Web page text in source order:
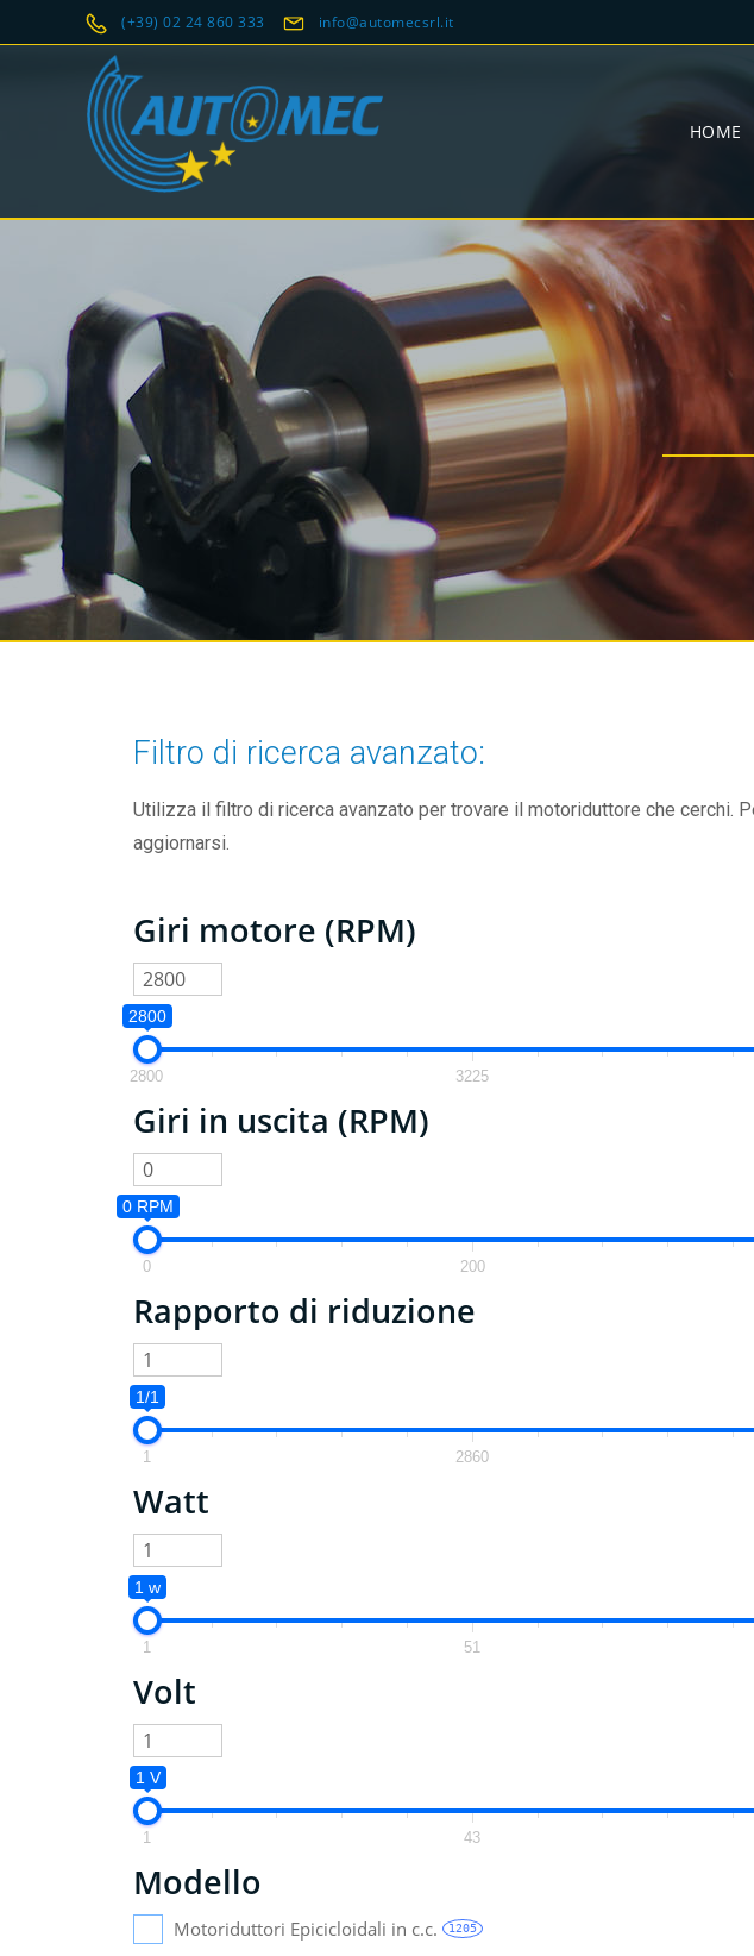
(+39) 02 24 860 333 info@automecsrl.it
HOME
Filtro di ricerca avanzato:
Utilizza il filtro di ricerca avanzato per trovare il motoriduttore che cerchi.
aggiornarsi.
Giri motore (RPM)
2800
2800 3225
Giri in uscita (RPM)
0 RPM
0 200
Rapporto di riduzione
1/1
1 2860
Watt
1 w
1 51
Volt
1 V
1 43
Modello
Motoriduttori Epicicloidali in c.c. 1205